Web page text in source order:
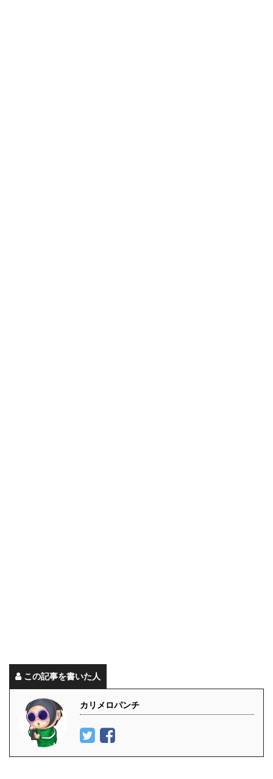
この記事を書いた人
カリメロパンチ